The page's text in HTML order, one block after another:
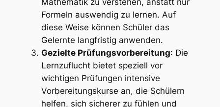
Formeln auswendig zu lernen. Auf
diese Weise können Schüler das
Gelernte langfristig anwenden.
Gezielte Prüfungsvorbereitung: Die
Lernzuflucht bietet speziell vor
wichtigen Prüfungen intensive
Vorbereitungskurse an, die Schülern
helfen, sich sicherer zu fühlen und